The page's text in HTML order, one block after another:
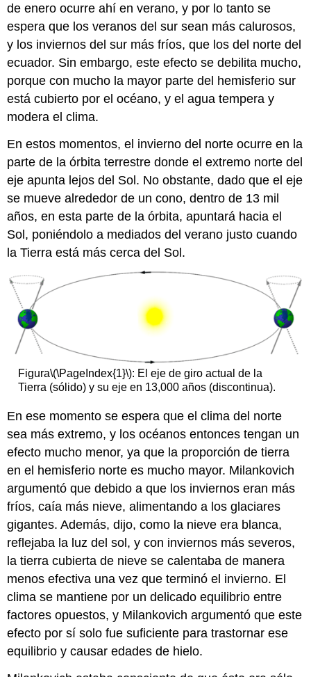
de enero ocurre ahí en verano, y por lo tanto se
espera que los veranos del sur sean más calurosos,
y los inviernos del sur más fríos, que los del norte del
ecuador. Sin embargo, este efecto se debilita mucho,
porque con mucho la mayor parte del hemisferio sur
está cubierto por el océano, y el agua tempera y
modera el clima.
En estos momentos, el invierno del norte ocurre en la
parte de la órbita terrestre donde el extremo norte del
eje apunta lejos del Sol. No obstante, dado que el eje
se mueve alrededor de un cono, dentro de 13 mil
años, en esta parte de la órbita, apuntará hacia el
Sol, poniéndolo a mediados del verano justo cuando
la Tierra está más cerca del Sol.
Figura\(\PageIndex{1}\): El eje de giro actual de la
Tierra (sólido) y su eje en 13,000 años (discontinua).
En ese momento se espera que el clima del norte
sea más extremo, y los océanos entonces tengan un
efecto mucho menor, ya que la proporción de tierra
en el hemisferio norte es mucho mayor. Milankovich
argumentó que debido a que los inviernos eran más
fríos, caía más nieve, alimentando a los glaciares
gigantes. Además, dijo, como la nieve era blanca,
reflejaba la luz del sol, y con inviernos más severos,
la tierra cubierta de nieve se calentaba de manera
menos efectiva una vez que terminó el invierno. El
clima se mantiene por un delicado equilibrio entre
factores opuestos, y Milankovich argumentó que este
efecto por sí solo fue suficiente para trastornar ese
equilibrio y causar edades de hielo.